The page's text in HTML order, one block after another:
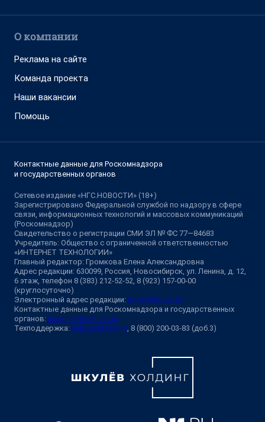
О компании
Реклама на сайте
Команда проекта
Наши вакансии
Помощь
Контактные данные для Роскомнадзора
и государственных органов
Сетевое издание «НГС.НОВОСТИ» (18+)
Зарегистрировано Федеральной службой по надзору в сфере
связи, информационных технологий и массовых коммуникаций
(Роскомнадзор)
Свидетельство о регистрации СМИ ЭЛ № ФС 77—84683
Учредитель: Общество с ограниченной ответственностью
«ИНТЕРНЕТ ТЕХНОЛОГИИ»
Главный редактор: Громкова Елена Александровна
Адрес редакции: 630099, Россия, Новосибирск, ул. Ленина, д. 12,
6 этаж, телефон 8 (383) 212-52-52, 8 (923) 157-00-00
(круглосуточно)
Электронный адрес редакции: ngs@shkulev.ru
Контактные данные для Роскомнадзора и государственных
органов: juristnsk@shkulev.ru
Техподдержка: help@shkulev.ru, 8 (800) 200-03-83 (доб.3)